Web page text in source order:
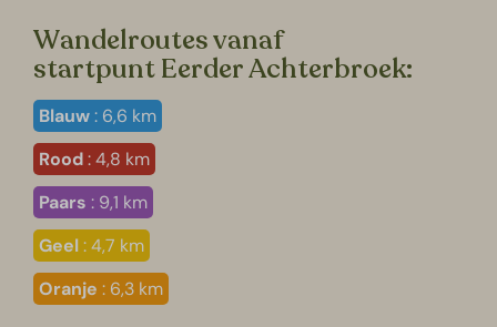
Wandelroutes vanaf
startpunt Eerder Achterbroek:
Blauw: 6,6 km
Rood: 4,8 km
Paars: 9,1 km
Geel: 4,7 km
Oranje: 6,3 km